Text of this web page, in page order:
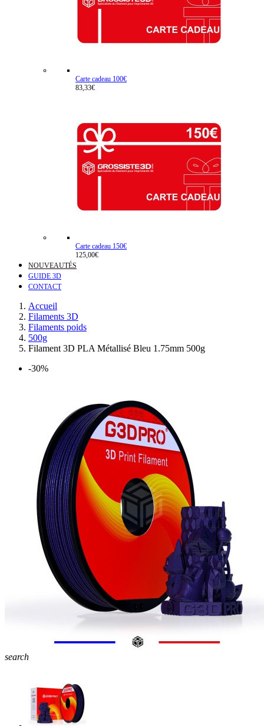
Carte cadeau 100€
83,33€
Carte cadeau 150€
125,00€
NOUVEAUTÉS
GUIDE 3D
CONTACT
Accueil
Filaments 3D
Filaments poids
500g
Filament 3D PLA Métallisé Bleu 1.75mm 500g
-30%
search